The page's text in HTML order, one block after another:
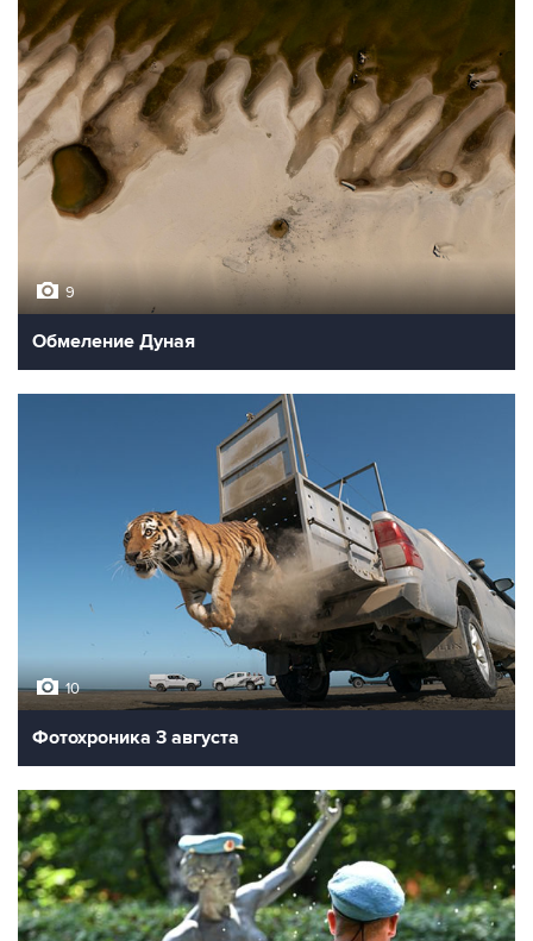
9
Обмеление Дуная
10
Фотохроника 3 августа